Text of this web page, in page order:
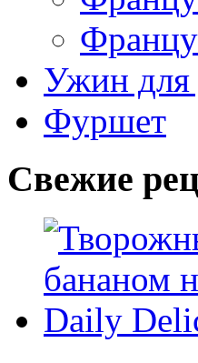
Ужин для
Фуршет
Свежие